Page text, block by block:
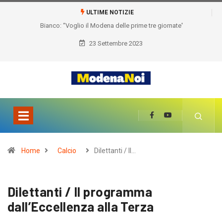
ULTIME NOTIZIE
Bianco: “Voglio il Modena delle prime tre giornate”
23 Settembre 2023
Home Calcio Dilettanti / Il…
Dilettanti / Il programma
dall’Eccellenza alla Terza